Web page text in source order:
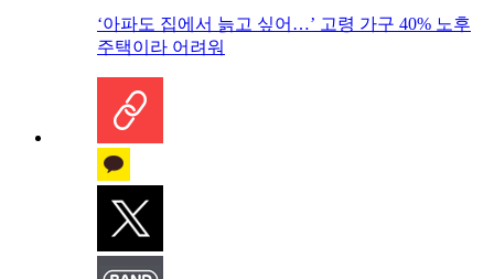
‘아파도 집에서 늙고 싶어…’ 고령 가구 40% 노후
주택이라 어려워